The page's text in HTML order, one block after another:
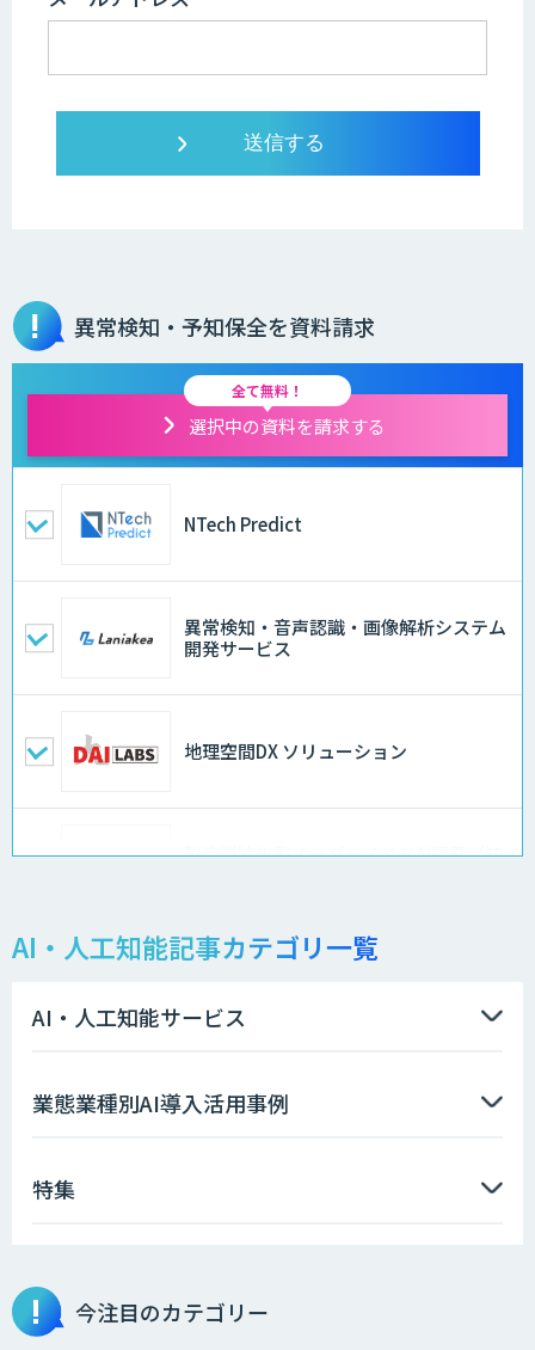
異常検知・予知保全を資料請求
全て無料！
選択中の資料を請求する
NTech Predict
異常検知・音声認識・画像解析システム
開発サービス
地理空間DX ソリューション
製造業特化型オーダーメイドAI開発（知
ソフトクリエイトのAI開発サービス
TDSEEye
AI・人工知能記事カテゴリ一覧
AI・人工知能サービス
業態業種別AI導入活用事例
特集
今注目のカテゴリー